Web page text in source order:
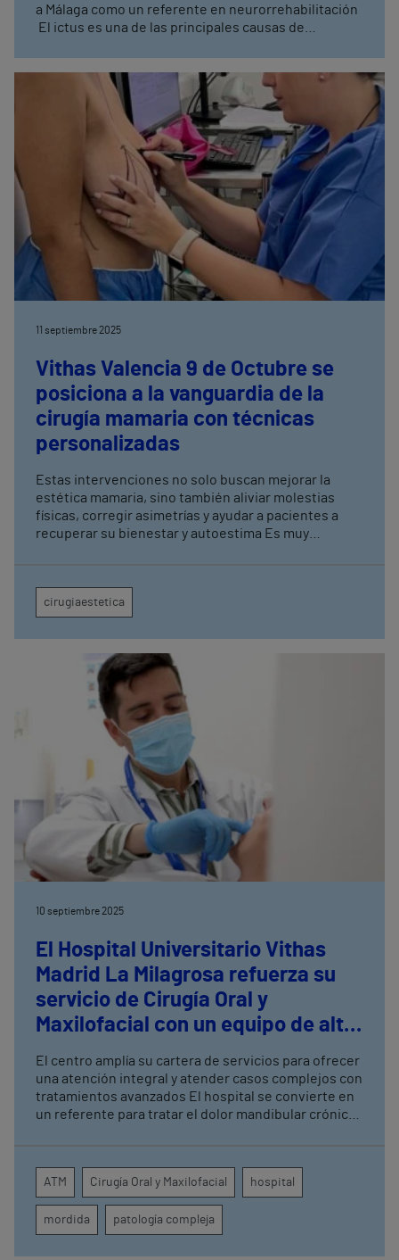
a Málaga como un referente en neurorrehabilitación
El ictus es una de las principales causas de
dependencia a largo plazo
11 septiembre 2025
Vithas Valencia 9 de Octubre se
posiciona a la vanguardia de la
cirugía mamaria con técnicas
personalizadas
Estas intervenciones no solo buscan mejorar la
estética mamaria, sino también aliviar molestias
físicas, corregir asimetrías y ayudar a pacientes a
recuperar su bienestar y autoestima Es muy
quirúrgica más adecuada a su caso en un entorno
hospitalario que garantice la seguridad del paciente
cirugiaestetica
10 septiembre 2025
El Hospital Universitario Vithas
Madrid La Milagrosa refuerza su
servicio de Cirugía Oral y
Maxilofacial con un equipo de alta
El centro amplía su cartera de servicios para ofrecer
una atención integral y atender casos complejos con
tratamientos avanzados El hospital se convierte en
un referente para tratar el dolor mandibular crónico,
ATM Cirugía Oral y Maxilofacial hospital
mordida patología compleja